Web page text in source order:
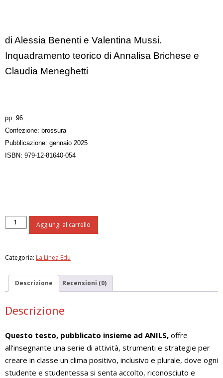
di Alessia Benenti e Valentina Mussi.
Inquadramento teorico di Annalisa Brichese e
Claudia Meneghetti
pp. 96
Confezione: brossura
Pubblicazione: gennaio 2025
ISBN: 979-12-81640-054
Con-
vivere
di
italiana.
22
di
creare
un
clima
positivo
Aggiungi al carrello
Categoria: La Linea Edu
Descrizione Recensioni (0)
Descrizione
Questo testo, pubblicato insieme ad ANILS, offre
all’insegnante una serie di attività, strumenti e strategie per
creare in classe un clima positivo, inclusivo e plurale, dove ogni
studente e studentessa si senta accolto, riconosciuto e